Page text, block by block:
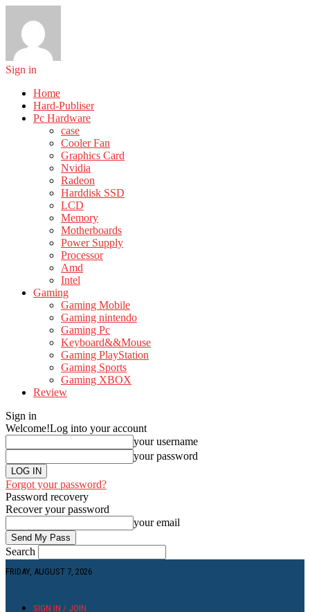
Sign in
Home
Hard-Publiser
Pc Hardware
case
Cooler Fan
Graphics Card
Nvidia
Radeon
Harddisk SSD
LCD
Memory
Motherboards
Power Supply
Processor
Amd
Intel
Gaming
Gaming Mobile
Gaming nintendo
Gaming Pc
Keyboard&&Mouse
Gaming PlayStation
Gaming Sports
Gaming XBOX
Review
Sign in
Welcome!Log into your account
your username
your password
Forgot your password?
Password recovery
Recover your password
your email
Search
FRIDAY, AUGUST 7, 2026
SIGN IN / JOIN